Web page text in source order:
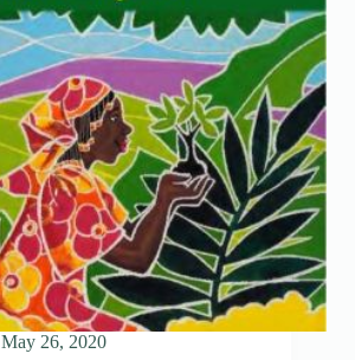
May 26, 2020